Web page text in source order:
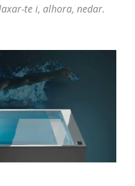
te i, alhora, nedar.